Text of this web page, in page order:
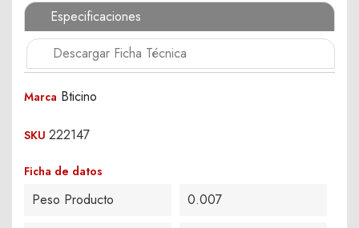
Especificaciones
Descargar Ficha Técnica
Marca Bticino
SKU 222147
Ficha de datos
Peso Producto 0.007